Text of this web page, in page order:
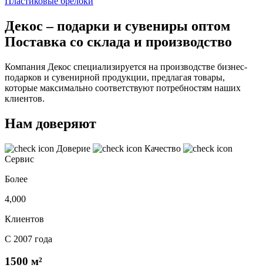
Декос – подарки и сувениры оптом
Поставка со склада и производство
Компания Декос специализируется на производстве бизнес-
подарков и сувенирной продукции, предлагая товары,
которые максимально соответствуют потребностям наших
клиентов.
Нам доверяют
Доверие
Качество
Сервис
Более
4,000
Клиентов
С 2007 года
1500 м²